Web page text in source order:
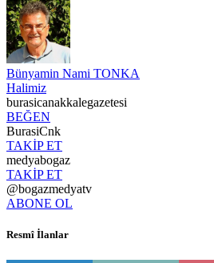
Bünyamin Nami TONKA
Halimiz
burasicanakkalegazetesi
BEĞEN
BurasiCnk
TAKİP ET
medyabogaz
TAKİP ET
@bogazmedyatv
ABONE OL
Resmî İlanlar